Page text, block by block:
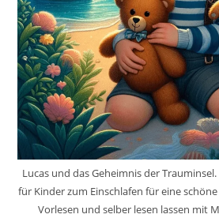
Lucas und das Geheimnis der
für Kinder zum Einschlafen für eine
Vorlesen und selber lesen lassen mit